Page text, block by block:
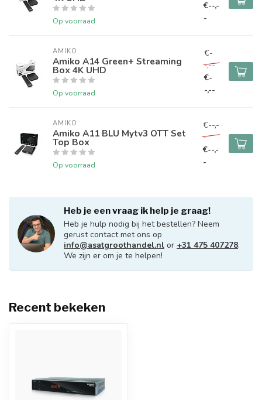
Op voorraad
€--,-
-
AMIKO
Amiko A14 Green+ Streaming
Box 4K UHD
Op voorraad
€-
-,--
€-
-,--
AMIKO
Amiko A11 BLU Mytv3 OTT Set
Top Box
Op voorraad
€--,-
-
€--,-
-
Heb je een vraag ik help je graag!
Heb je hulp nodig bij het bestellen? Neem
gerust contact met ons op
info@asatgroothandel.nl or +31 475 407278.
We zijn er om je te helpen!
Recent bekeken